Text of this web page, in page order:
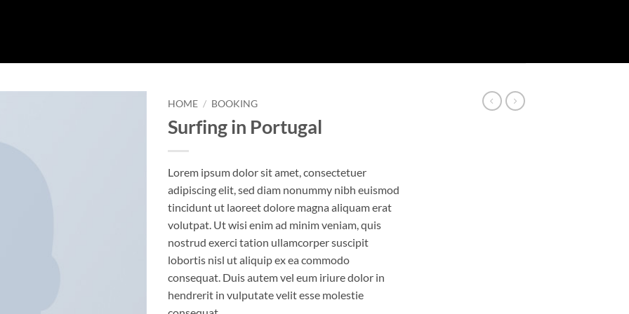
HOME / BOOKING
Surfing in Portugal
Lorem ipsum dolor sit amet, consectetuer
adipiscing elit, sed diam nonummy nibh euismod
tincidunt ut laoreet dolore magna aliquam erat
volutpat. Ut wisi enim ad minim veniam, quis
nostrud exerci tation ullamcorper suscipit
lobortis nisl ut aliquip ex ea commodo
consequat. Duis autem vel eum iriure dolor in
hendrerit in vulputate velit esse molestie